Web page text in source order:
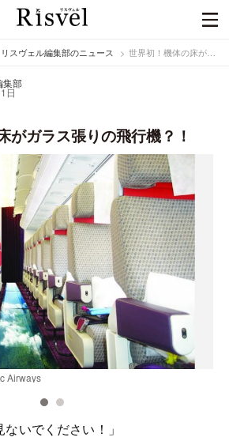
リスヴェル編集部のニュース 世界初！機体の床がガラス張りの飛行機？！
集部
日
がガラス張りの飛行機？！
Airways
ないでください！」